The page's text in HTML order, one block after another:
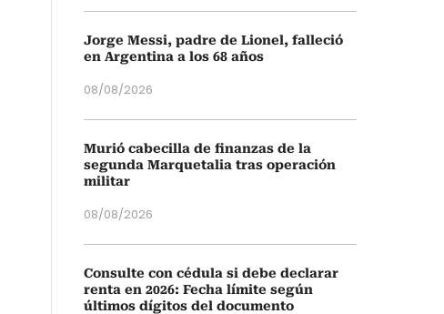
Jorge Messi, padre de Lionel, falleció
en Argentina a los 68 años
08/08/2026
Murió cabecilla de finanzas de la
segunda Marquetalia tras operación
militar
08/08/2026
Consulte con cédula si debe declarar
renta en 2026: Fecha límite según
últimos dígitos del documento